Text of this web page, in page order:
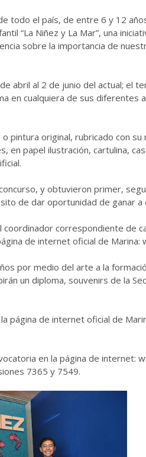
todo el país, de entre 6 y 12
“La Niñez y La Mar”, una
sobre la importancia de
abril al 2 de junio del actual; el
en cualquiera de sus diferentes
pintura original, rubricado con su
en papel ilustración, cartulina,
y obtuvieron primer,
de dar oportunidad de ganar a
correspondiente de
de internet oficial de Marina:
por medio del arte a la
un diploma, souvenirs de la
página de internet oficial de
en la página de internet:
7365 y 7549.